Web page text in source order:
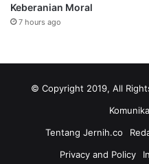
Keberanian Moral
7 hours ago
© Copyright 2019, All
Komunika
Tentang Jernih.co
Privacy and Policy